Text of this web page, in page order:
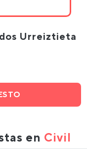
Urreiztieta
en Civil